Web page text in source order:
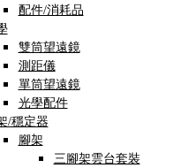
配件/消耗品
雙筒望遠鏡
測距儀
單筒望遠鏡
光學配件
/穩定器
腳架
三腳架雲台套裝